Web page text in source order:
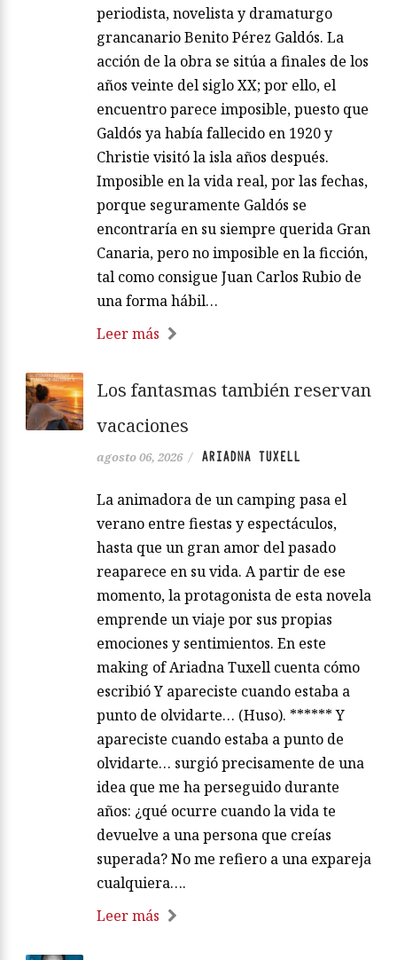
periodista, novelista y dramaturgo
grancanario Benito Pérez Galdós. La
acción de la obra se sitúa a finales de los
años veinte del siglo XX; por ello, el
encuentro parece imposible, puesto que
Galdós ya había fallecido en 1920 y
Christie visitó la isla años después.
Imposible en la vida real, por las fechas,
porque seguramente Galdós se
encontraría en su siempre querida Gran
Canaria, pero no imposible en la ficción,
tal como consigue Juan Carlos Rubio de
una forma hábil…
Leer más
Los fantasmas también reservan
vacaciones
agosto 06, 2026 / ARIADNA TUXELL
La animadora de un camping pasa el
verano entre fiestas y espectáculos,
hasta que un gran amor del pasado
reaparece en su vida. A partir de ese
momento, la protagonista de esta novela
emprende un viaje por sus propias
emociones y sentimientos. En este
making of Ariadna Tuxell cuenta cómo
escribió Y apareciste cuando estaba a
punto de olvidarte… (Huso). ****** Y
apareciste cuando estaba a punto de
olvidarte… surgió precisamente de una
idea que me ha perseguido durante
años: ¿qué ocurre cuando la vida te
devuelve a una persona que creías
superada? No me refiero a una expareja
cualquiera….
Leer más